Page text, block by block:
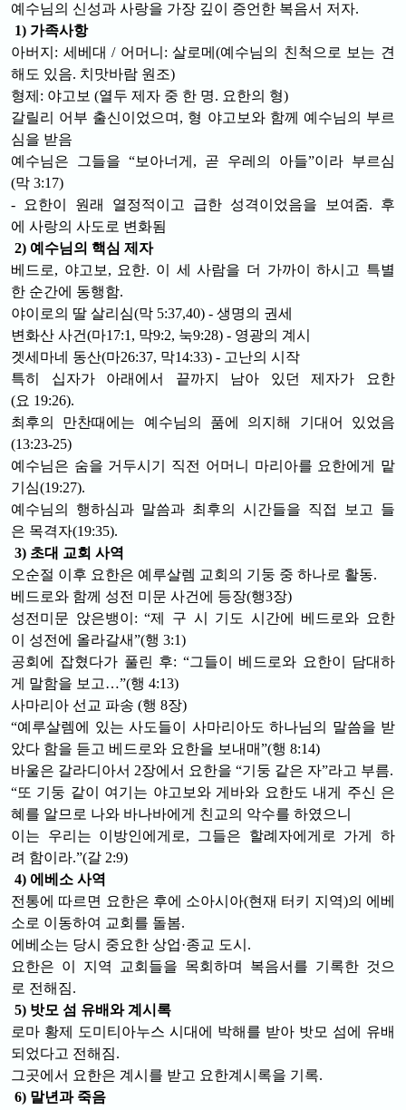
예수님의 신성과 사랑을 가장 깊이 증언한 복음서 저자.
1) 가족사항
아버지: 세베대 / 어머니: 살로메(예수님의 친척으로 보는 견
해도 있음. 치맛바람 원조)
형제: 야고보 (열두 제자 중 한 명. 요한의 형)
갈릴리 어부 출신이었으며, 형 야고보와 함께 예수님의 부르
심을 받음
예수님은 그들을 “보아너게, 곧 우레의 아들”이라 부르심
(막 3:17)
- 요한이 원래 열정적이고 급한 성격이었음을 보여줌. 후
에 사랑의 사도로 변화됨
2) 예수님의 핵심 제자
베드로, 야고보, 요한. 이 세 사람을 더 가까이 하시고 특별
한 순간에 동행함.
야이로의 딸 살리심(막 5:37,40) - 생명의 권세
변화산 사건(마17:1, 막9:2, 눅9:28) - 영광의 계시
겟세마네 동산(마26:37, 막14:33) - 고난의 시작
특히 십자가 아래에서 끝까지 남아 있던 제자가 요한
(요 19:26).
최후의 만찬때에는 예수님의 품에 의지해 기대어 있었음
(13:23-25)
예수님은 숨을 거두시기 직전 어머니 마리아를 요한에게 맡
기심(19:27).
예수님의 행하심과 말씀과 최후의 시간들을 직접 보고 들
은 목격자(19:35).
3) 초대 교회 사역
오순절 이후 요한은 예루살렘 교회의 기둥 중 하나로 활동.
베드로와 함께 성전 미문 사건에 등장(행3장)
성전미문 앉은뱅이: “제 구 시 기도 시간에 베드로와 요한
이 성전에 올라갈새”(행 3:1)
공회에 잡혔다가 풀린 후: “그들이 베드로와 요한이 담대하
게 말함을 보고…”(행 4:13)
사마리아 선교 파송 (행 8장)
“예루살렘에 있는 사도들이 사마리아도 하나님의 말씀을 받
았다 함을 듣고 베드로와 요한을 보내매”(행 8:14)
바울은 갈라디아서 2장에서 요한을 “기둥 같은 자”라고 부름.
“또 기둥 같이 여기는 야고보와 게바와 요한도 내게 주신 은
혜를 알므로 나와 바나바에게 친교의 악수를 하였으니
이는 우리는 이방인에게로, 그들은 할례자에게로 가게 하
려 함이라.”(갈 2:9)
4) 에베소 사역
전통에 따르면 요한은 후에 소아시아(현재 터키 지역)의 에베
소로 이동하여 교회를 돌봄.
에베소는 당시 중요한 상업·종교 도시.
요한은 이 지역 교회들을 목회하며 복음서를 기록한 것으
로 전해짐.
5) 밧모 섬 유배와 계시록
로마 황제 도미티아누스 시대에 박해를 받아 밧모 섬에 유배
되었다고 전해짐.
그곳에서 요한은 계시를 받고 요한계시록을 기록.
6) 말년과 죽음